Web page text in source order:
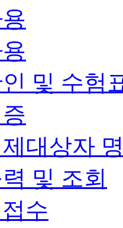
및 수험
대상자
및 조회
수